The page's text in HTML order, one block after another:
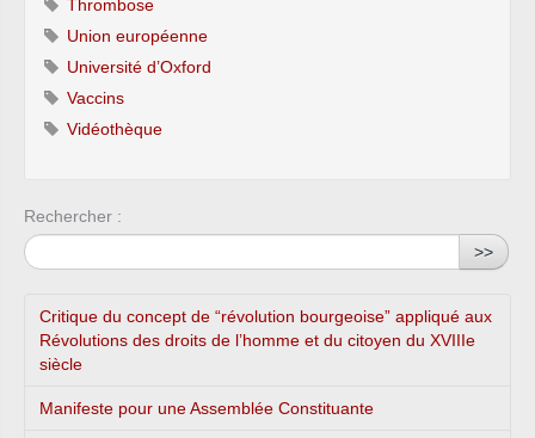
Thrombose
Union européenne
Université d’Oxford
Vaccins
Vidéothèque
Rechercher :
>>
Critique du concept de “révolution bourgeoise” appliqué aux
Révolutions des droits de l’homme et du citoyen du XVIIIe
siècle
Manifeste pour une Assemblée Constituante